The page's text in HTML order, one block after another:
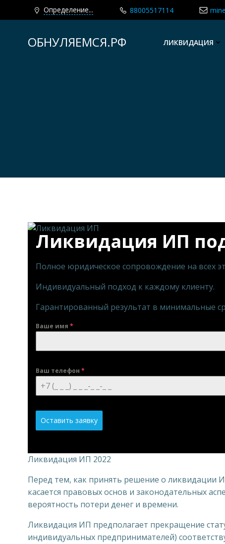
Определение... 88005517114
содержимомуОБНУЛЯЕМСЯ.РФ ЛИКВИДАЦИЯ
Ликвидация ИП
Полное юридическое сопровождение на всех
Индивидуальный подход к каждому клиенту.
Гарантированный результат в минимальные
Ваше имя *
Ваш телефон *
Оставить заявку
Ликвидация ИП 2022
Перед тем, как принять решение о ликвидации
касается правовых основ и законодательных
вероятность потери денег и времени.
Ликвидация ИП предполагает прекращение
индивидуальных предпринимателей)